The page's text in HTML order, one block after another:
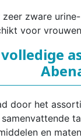
zeer zware
voor
door het
samenvattende
en